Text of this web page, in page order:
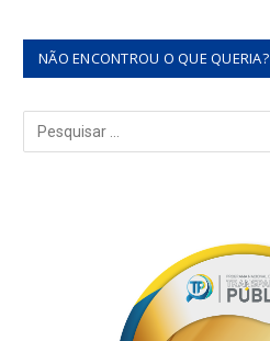
NÃO ENCONTROU O QUE QUERIA?